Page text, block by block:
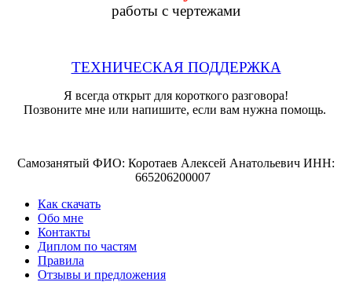
работы с чертежами
ТЕХНИЧЕСКАЯ ПОДДЕРЖКА
Я всегда открыт для короткого разговора!
Позвоните мне или напишите, если вам нужна помощь.
Самозанятый ФИО: Коротаев Алексей Анатольевич ИНН:
665206200007
Как скачать
Обо мне
Контакты
Диплом по частям
Правила
Отзывы и предложения